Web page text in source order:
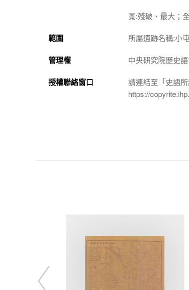
寬:殘破、最大；
範圍 所屬遺跡名稱:小
管理權 中央研究院歷史
授權聯絡窗口
請連結至「史語
https://